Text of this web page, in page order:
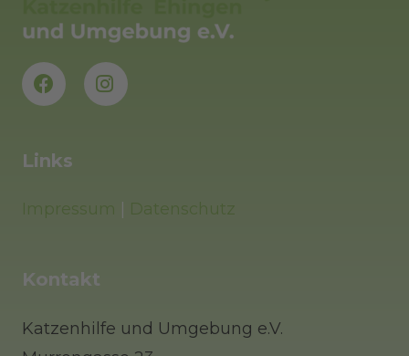
Links
Impressum Datenschutz
Kontakt
Katzenhilfe und Umgebung e.V.